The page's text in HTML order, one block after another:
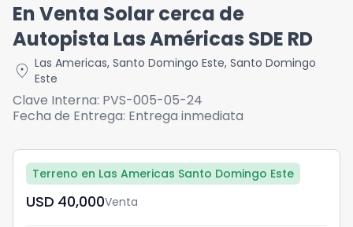
En Venta Solar cerca de
Autopista Las Américas SDE RD
location_on Las Americas, Santo Domingo Este, Santo Domingo
Este
Clave Interna: PVS-005-05-24
Fecha de Entrega: Entrega inmediata
Terreno en Las Americas Santo Domingo Este
USD	40,000Venta